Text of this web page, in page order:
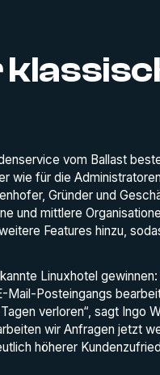
vom Ballast
wie für die
Gründer und
und mittlere
Features hinzu,
Linuxhotel gewinnen:
Mail-Posteingangs
verloren“, sagt Ingo
wir Anfragen jetzt
höherer